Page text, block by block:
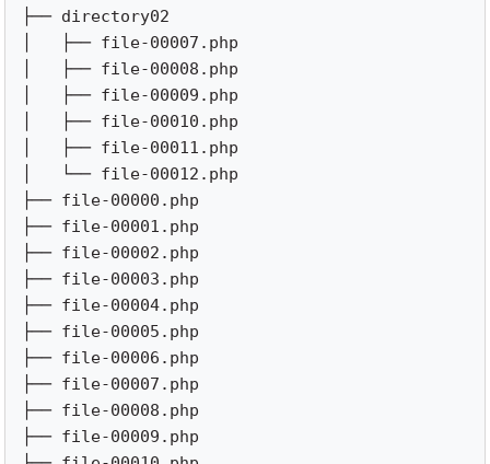
├── directory02
│   ├── file-00007.php
│   ├── file-00008.php
│   ├── file-00009.php
│   ├── file-00010.php
│   ├── file-00011.php
│   └── file-00012.php
├── file-00000.php
├── file-00001.php
├── file-00002.php
├── file-00003.php
├── file-00004.php
├── file-00005.php
├── file-00006.php
├── file-00007.php
├── file-00008.php
├── file-00009.php